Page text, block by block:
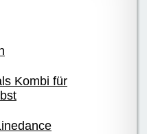
Kombi für